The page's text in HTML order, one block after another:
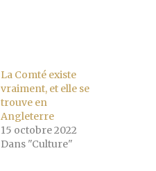
La Comté existe
vraiment, et elle se
trouve en
Angleterre
15 octobre 2022
Dans "Culture"